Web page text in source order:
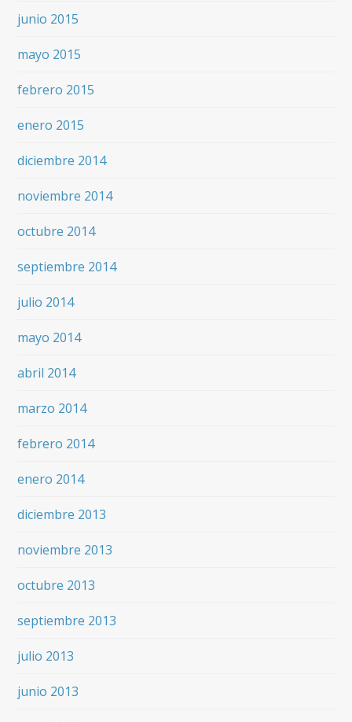
junio 2015
mayo 2015
febrero 2015
enero 2015
diciembre 2014
noviembre 2014
octubre 2014
septiembre 2014
julio 2014
mayo 2014
abril 2014
marzo 2014
febrero 2014
enero 2014
diciembre 2013
noviembre 2013
octubre 2013
septiembre 2013
julio 2013
junio 2013